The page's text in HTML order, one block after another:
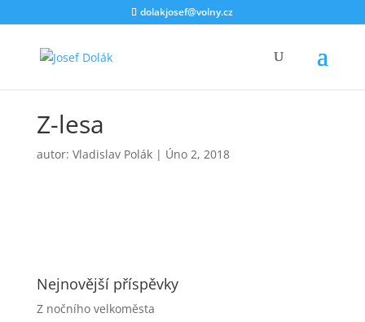
dolakjosef@volny.cz
Z-lesa
autor: Vladislav Polák| Úno 2, 2018
Nejnovější příspěvky
Z nočního velkoměsta